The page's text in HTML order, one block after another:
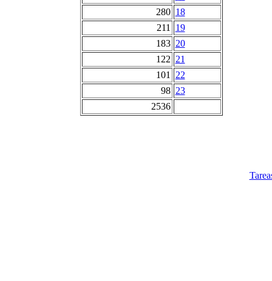
280 18
211
19
183 20
122 21
101
22
98 23
2536